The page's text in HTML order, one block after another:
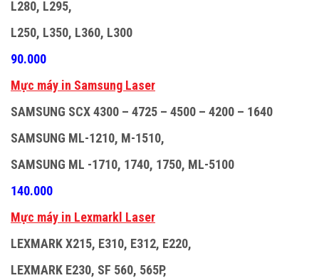
L280, L295,
L250, L350, L360, L300
90.000
Mực máy in Samsung Laser
SAMSUNG SCX 4300 – 4725 – 4500 – 4200 – 1640
SAMSUNG ML-1210, M-1510,
SAMSUNG ML -1710, 1740, 1750, ML-5100
140.000
Mực máy in Lexmarkl Laser
LEXMARK X215, E310, E312, E220,
LEXMARK E230, SF 560, 565P,